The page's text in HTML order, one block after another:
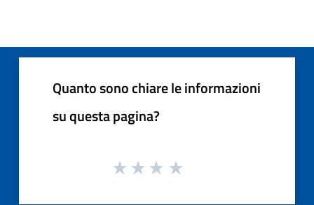
Quanto sono chiare le informazioni
su questa pagina?